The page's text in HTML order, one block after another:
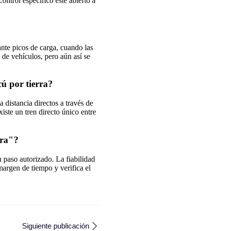
picos de carga, cuando las
vehículos, pero aún así se
por tierra?
distancia directos a través de
un tren directo único entre
paso autorizado. La fiabilidad
de tiempo y verifica el
Siguiente publicación